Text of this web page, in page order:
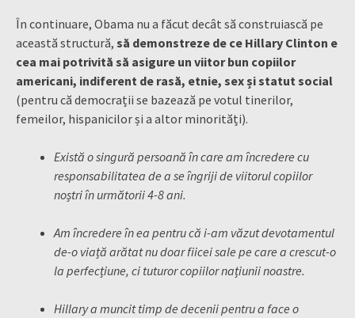
În continuare, Obama nu a făcut decât să construiască pe
această structură, să demonstreze de ce Hillary Clinton e
cea mai potrivită să asigure un viitor bun copiilor
americani, indiferent de rasă, etnie, sex și statut social
(pentru că democrații se bazează pe votul tinerilor,
femeilor, hispanicilor și a altor minorități).
Există o singură persoană în care am încredere cu
responsabilitatea de a se îngriji de viitorul copiilor
noștri în următorii 4-8 ani.
Am încredere în ea pentru că i-am văzut devotamentul
de-o viață arătat nu doar fiicei sale pe care a crescut-o
la perfecțiune, ci tuturor copiilor națiunii noastre.
Hillary a muncit timp de decenii pentru a face o